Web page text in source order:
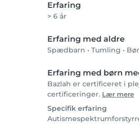
Erfaring
> 6 år
Erfaring med aldre
Spædbarn • Tumling •
Erfaring med børn
Bazlah er certificeret i
certificeringer. Lær mere
Specifik erfaring